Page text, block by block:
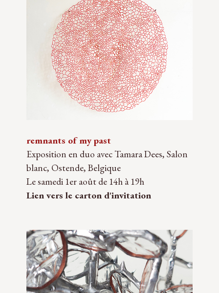
remnants of my past
Exposition en duo avec Tamara Dees, Salon
blanc, Ostende, Belgique
Le samedi 1er août de 14h à 19h
Lien vers le carton d'invitation